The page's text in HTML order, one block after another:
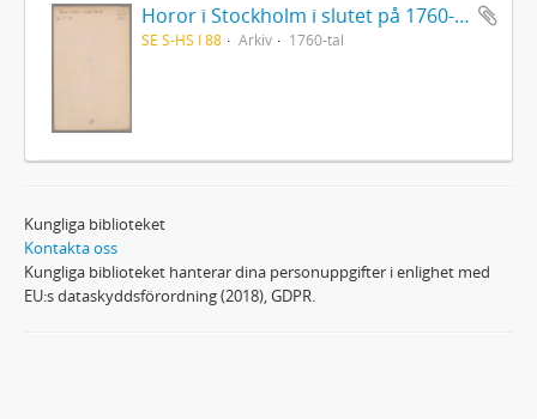
Horor i Stockholm i slutet på 1760-talet
SE S-HS I 88 Arkiv 1760-tal
Kungliga biblioteket
Kontakta oss
Kungliga biblioteket hanterar dina personuppgifter i enlighet med
EU:s dataskyddsförordning (2018), GDPR.